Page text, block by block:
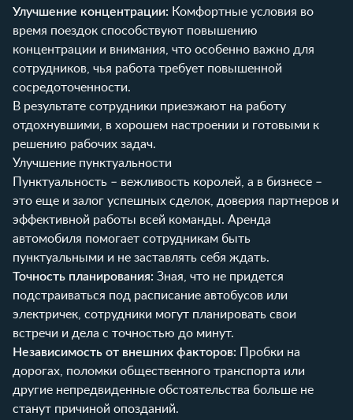
Улучшение концентрации: Комфортные условия во
время поездок способствуют повышению
концентрации и внимания, что особенно важно для
сотрудников, чья работа требует повышенной
сосредоточенности.
В результате сотрудники приезжают на работу
отдохнувшими, в хорошем настроении и готовыми к
решению рабочих задач.
Улучшение пунктуальности
Пунктуальность – вежливость королей, а в бизнесе –
это еще и залог успешных сделок, доверия партнеров и
эффективной работы всей команды. Аренда
автомобиля помогает сотрудникам быть
пунктуальными и не заставлять себя ждать.
Точность планирования: Зная, что не придется
подстраиваться под расписание автобусов или
электричек, сотрудники могут планировать свои
встречи и дела с точностью до минут.
Независимость от внешних факторов: Пробки на
дорогах, поломки общественного транспорта или
другие непредвиденные обстоятельства больше не
станут причиной опозданий.